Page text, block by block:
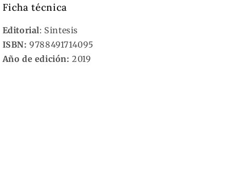
Ficha técnica
Editorial: Sintesis
ISBN:9788491714095
Año de edición:2019